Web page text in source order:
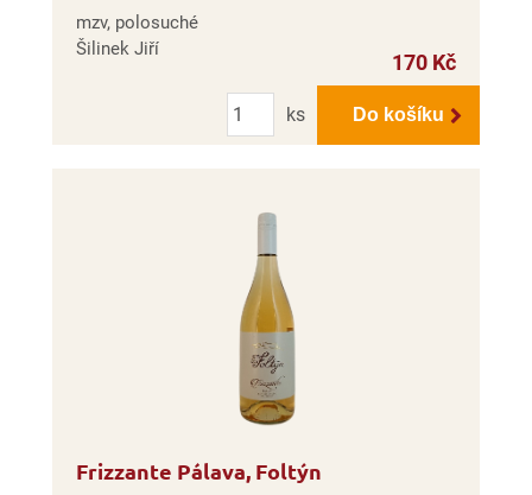
mzv, polosuché
Šilinek Jiří
170 Kč
Počet
ks
Do košíku
Frizzante Pálava, Foltýn